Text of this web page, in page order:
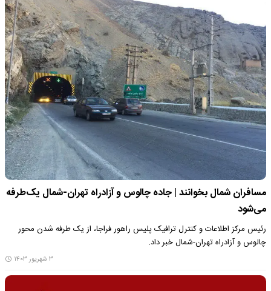
مسافران شمال بخوانند | جاده چالوس و آزادراه تهران-شمال یک‌طرفه
می‌شود
رئیس مرکز اطلاعات و کنترل ترافیک پلیس راهور فراجا، از یک طرفه شدن محور
چالوس و آزادراه تهران-شمال خبر داد.
۳ شهریور ۱۴۰۳